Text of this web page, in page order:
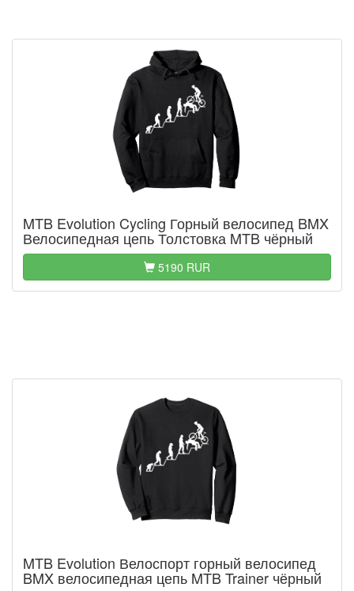
MTB Evolution Cycling Горный велосипед BMX
Велосипедная цепь Толстовка MTB чёрный
5190 RUR
MTB Evolution Велоспорт горный велосипед
BMX велосипедная цепь MTB Trainer чёрный